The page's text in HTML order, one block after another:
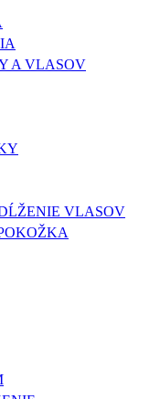
A VLASOV
VLASOV